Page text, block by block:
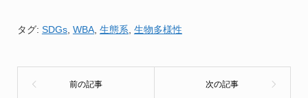
タグ: SDGs, WBA, 生態系 生物多様性